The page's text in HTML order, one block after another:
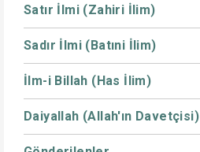
Satır İlmi (Zahiri İlim)
Sadır İlmi (Batıni İlim)
İlm-i Billah (Has İlim)
Daiyallah (Allah'ın Davetçisi)